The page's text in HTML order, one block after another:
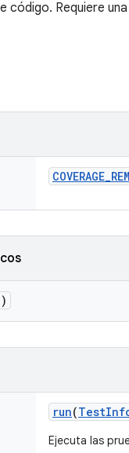
código. Requiere
COVERAGE_
run(Test
Ejecuta las